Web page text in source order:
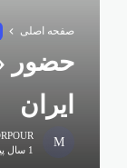
صفحه اصلی
حضور
ایران
1 سال پیش